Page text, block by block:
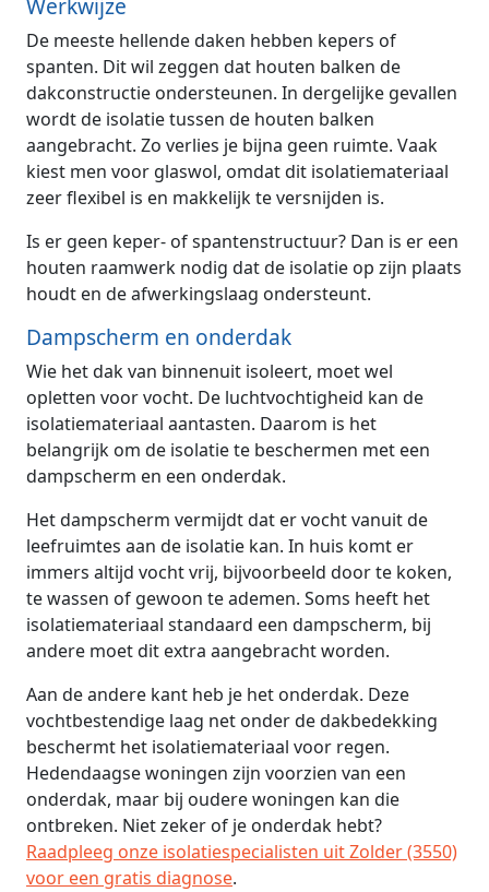
Werkwijze
De meeste hellende daken hebben kepers of
spanten. Dit wil zeggen dat houten balken de
dakconstructie ondersteunen. In dergelijke gevallen
wordt de isolatie tussen de houten balken
aangebracht. Zo verlies je bijna geen ruimte. Vaak
kiest men voor glaswol, omdat dit isolatiemateriaal
zeer flexibel is en makkelijk te versnijden is.
Is er geen keper- of spantenstructuur? Dan is er een
houten raamwerk nodig dat de isolatie op zijn plaats
houdt en de afwerkingslaag ondersteunt.
Dampscherm en onderdak
Wie het dak van binnenuit isoleert, moet wel
opletten voor vocht. De luchtvochtigheid kan de
isolatiemateriaal aantasten. Daarom is het
belangrijk om de isolatie te beschermen met een
dampscherm en een onderdak.
Het dampscherm vermijdt dat er vocht vanuit de
leefruimtes aan de isolatie kan. In huis komt er
immers altijd vocht vrij, bijvoorbeeld door te koken,
te wassen of gewoon te ademen. Soms heeft het
isolatiemateriaal standaard een dampscherm, bij
andere moet dit extra aangebracht worden.
Aan de andere kant heb je het onderdak. Deze
vochtbestendige laag net onder de dakbedekking
beschermt het isolatiemateriaal voor regen.
Hedendaagse woningen zijn voorzien van een
onderdak, maar bij oudere woningen kan die
ontbreken. Niet zeker of je onderdak hebt?
Raadpleeg onze isolatiespecialisten uit Zolder (3550)
voor een gratis diagnose.